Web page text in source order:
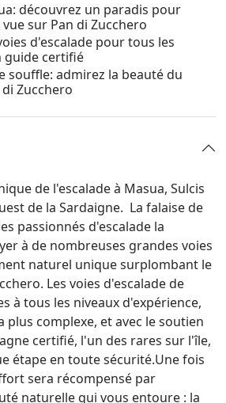
découvrez un paradis pour
sur Pan di Zucchero
d'escalade pour tous les
guide certifié
souffle: admirez la beauté du
Zucchero
de l'escalade à Masua, Sulcis
de la Sardaigne. La falaise de
passionnés d'escalade la
à de nombreuses grandes voies
naturel unique surplombant le
Les voies d'escalade de
à tous les niveaux d'expérience,
plus complexe, et avec le soutien
certifié, l'un des rares sur l'île,
étape en toute sécurité.Une fois
sera récompensé par
naturelle qui vous entoure : la